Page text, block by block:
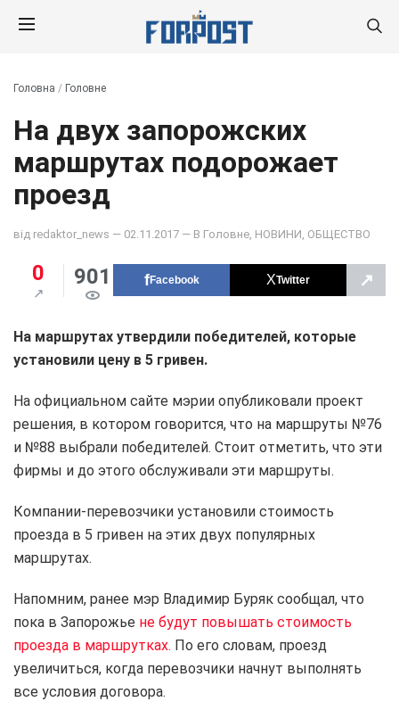
Головна / Головне
На двух запорожских
маршрутах подорожает
проезд
від redaktor_news — 02.11.2017 — В Головне НОВИНИ ОБЩЕСТВО
0 901 Facebook Twitter ↗
На маршрутах утвердили победителей, которые
установили цену в 5 гривен.
На официальном сайте мэрии опубликовали проект
решения, в котором говорится, что на маршруты №76
и №88 выбрали победителей. Стоит отметить, что эти
фирмы и до этого обслуживали эти маршруты.
Компании-перевозчики установили стоимость
проезда в 5 гривен на этих двух популярных
маршрутах.
Напомним, ранее мэр Владимир Буряк сообщал, что
пока в Запорожье не будут повышать стоимость
проезда в маршрутках. По его словам, проезд
увеличиться, когда перевозчики начнут выполнять
все условия договора.